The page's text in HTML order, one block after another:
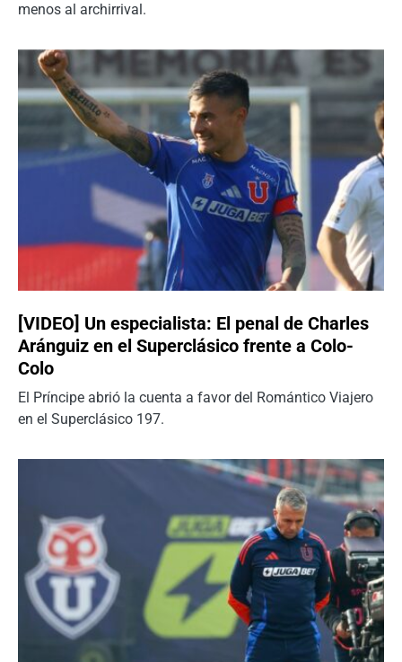
menos al archirrival.
[VIDEO] Un especialista: El penal de Charles
Aránguiz en el Superclásico frente a Colo-
Colo
El Príncipe abrió la cuenta a favor del Romántico Viajero
en el Superclásico 197.